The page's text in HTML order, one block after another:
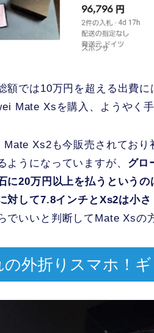
額では10万円を超える出費
Mate Xsを購入、ようやく
Mate Xs2も今販売されてお
ようになっていますが、 グロ
に20万円以上を払うというの
対して7.8インチとXs2は小
でいいと判断してMate Xsの
の外折りスマホ！